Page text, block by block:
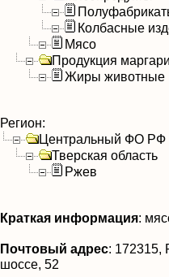
Колбасные
Мясо
Продукция
Жиры животные
Регион:
Центральный ФО РФ
Тверская область
Ржев
Краткая информация:
Почтовый адрес: 172315,
шоссе, 52